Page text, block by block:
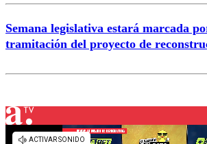
Semana legislativa estará marcada
tramitación del proyecto de